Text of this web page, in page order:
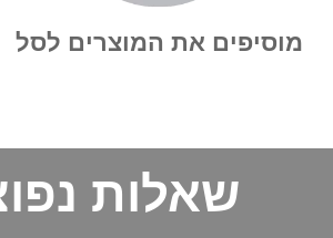
מוסיפים את המוצרים לסל
שאלות